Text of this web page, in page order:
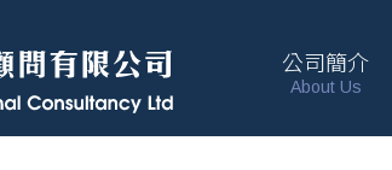
公司簡介
About Us